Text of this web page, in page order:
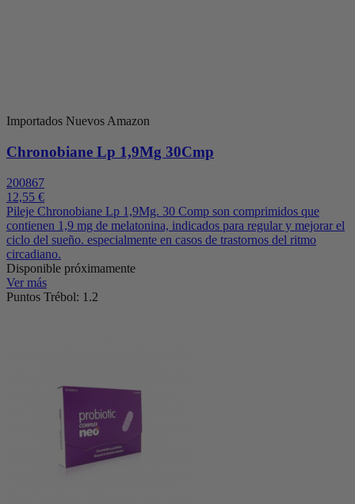
Importados Nuevos Amazon
Chronobiane Lp 1,9Mg 30Cmp
200867
12,55 €
Pileje Chronobiane Lp 1,9Mg. 30 Comp son comprimidos que
contienen 1,9 mg de melatonina, indicados para regular y mejorar el
ciclo del sueño. especialmente en casos de trastornos del ritmo
circadiano.
Disponible próximamente
Ver más
Puntos Trébol: 1.2